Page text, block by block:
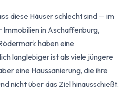
diese Häuser schlecht sind — im
in Aschaffenburg,
haben eine
langlebiger ist als viele jüngere
eine Haussanierung, die ihre
nicht über das Ziel hinausschießt.